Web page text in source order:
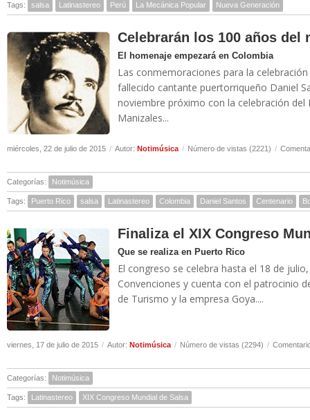
Tags: salsa Latinastereo Perú La Mecánica Popular Nueva Generación
Celebrarán los 100 años del
El homenaje empezará en Colombia
Las conmemoraciones para la
fallecido cantante puertorriqueño Daniel
noviembre próximo con la celebración del
Manizales...
miércoles, 22 de julio de 2015 / Autor: Notimúsica / Número de vistas (2221) /
Categorías: Notimúsica
Tags: Puerto Rico salsa Latinastereo Colombia Daniel Santos Centenario
Finaliza el XIX Congreso
Que se realiza en Puerto Rico
El congreso se celebra hasta el 18 de
Convenciones y cuenta con el patrocinio
de Turismo y la empresa Goya....
viernes, 17 de julio de 2015 / Autor: Notimúsica / Número de vistas (2294) /
Categorías: Notimúsica
Tags: Latinastereo XIX Congreso Mundial de Salsa